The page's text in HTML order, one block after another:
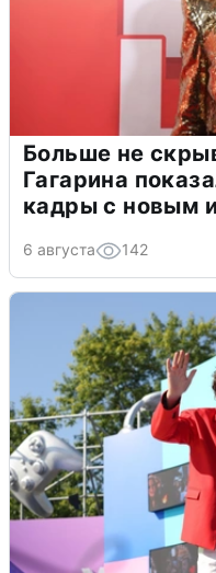
Больше не
Гагарина
кадры с новым
6 августа 142